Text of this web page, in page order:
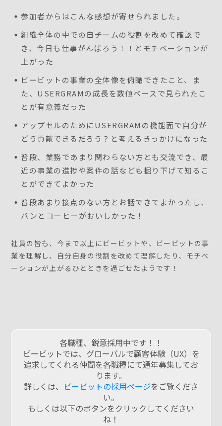
参加者からはこんな感想が寄せられました。
組織全体の中での自チームの役割を改めて確認で
き、今日も仕事がんばろう！！とモチベーションが
上がった
ビービットの事業の全体像を俯瞰できたこと、ま
た、USERGRAMの成長を数値ベースで見られたこ
とが有意義だった
アップセルのためにUSERGRAMの機能面で自分が
どう貢献できるだろう？と考えるきっかけになった
普段、業務であまり関わらない方とも交流でき、最
近の事業の進捗や案件の話なども掘り下げて知るこ
とができてよかった
普段あまり接点のない方とお話できてよかったし、
パンとコーヒーがおいしかった！
社員の皆も、今まで以上にビービットや、ビービットの事
業を理解し、自分自身の役割を改めて理解したり、モチベ
ーションが上がるひとときを過ごせたようです！
各職種、鋭意採用中です！！
ビービットでは、グローバルで顧客体験（UX）を
追求してくれる仲間を各職種にて通年募集してお
ります。
詳しくは、 ビービットの採用ページをご覧くださ
い。
もしくは以下のボタンをクリックしてください
ね！